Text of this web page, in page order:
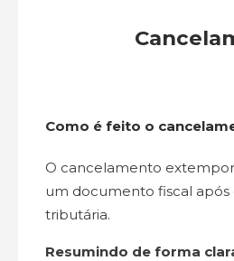
Como é feito o
O cancelamento
um documento fiscal
tributária.
Resumindo de forma